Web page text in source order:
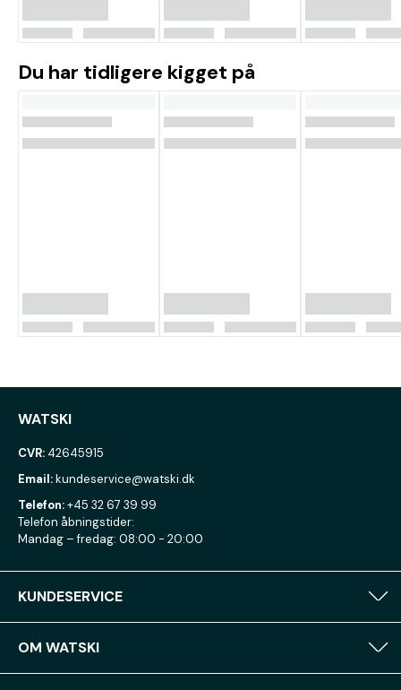
Du har tidligere kigget på
WATSKI
CVR: 42645915
Email:kundeservice@watski.dk
Telefon:+45 32 67 39 99
Telefon åbningstider:
Mandag – fredag: 08:00 - 20:00
KUNDESERVICE
OM WATSKI